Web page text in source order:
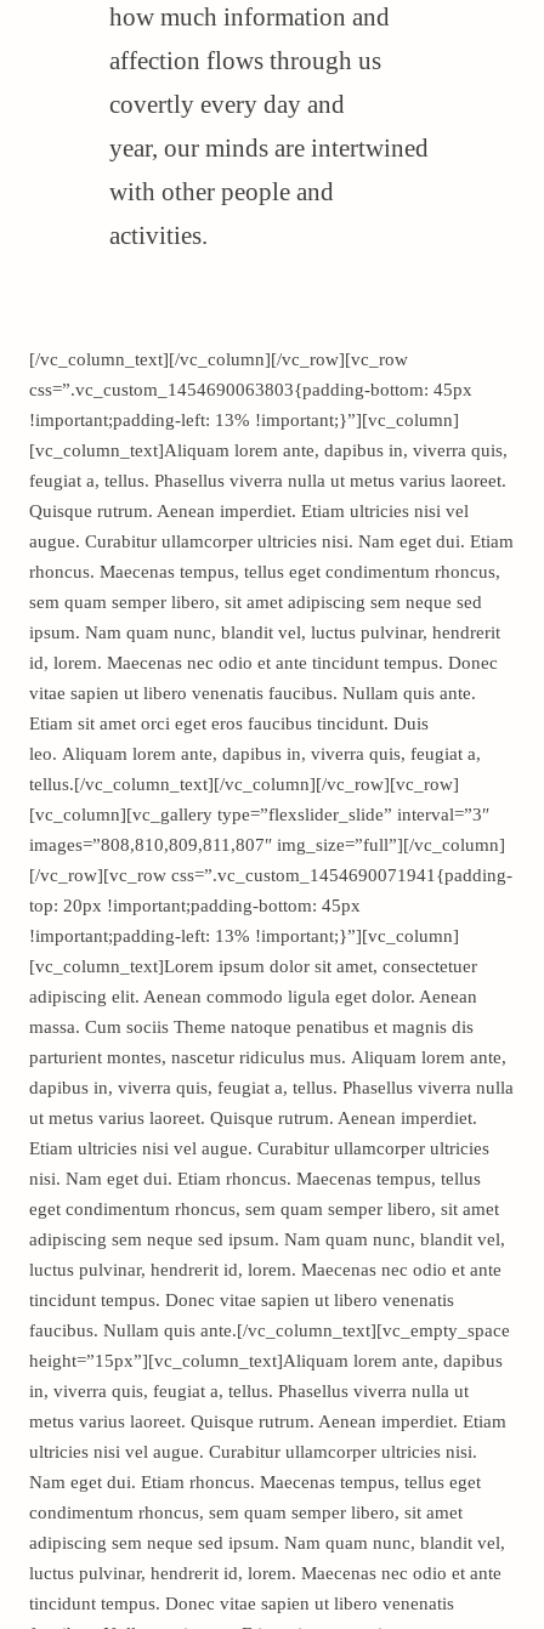
how much information and
affection flows through us
covertly every day and
year, our minds are intertwined
with other people and
activities.
[/vc_column_text][/vc_column][/vc_row][vc_row
css=”.vc_custom_1454690063803{padding-bottom: 45px
!important;padding-left: 13% !important;}”][vc_column]
[vc_column_text]Aliquam lorem ante, dapibus in, viverra quis,
feugiat a, tellus. Phasellus viverra nulla ut metus varius laoreet.
Quisque rutrum. Aenean imperdiet. Etiam ultricies nisi vel
augue. Curabitur ullamcorper ultricies nisi. Nam eget dui. Etiam
rhoncus. Maecenas tempus, tellus eget condimentum rhoncus,
sem quam semper libero, sit amet adipiscing sem neque sed
ipsum. Nam quam nunc, blandit vel, luctus pulvinar, hendrerit
id, lorem. Maecenas nec odio et ante tincidunt tempus. Donec
vitae sapien ut libero venenatis faucibus. Nullam quis ante.
Etiam sit amet orci eget eros faucibus tincidunt. Duis
leo. Aliquam lorem ante, dapibus in, viverra quis, feugiat a,
tellus.[/vc_column_text][/vc_column][/vc_row][vc_row]
[vc_column][vc_gallery type=”flexslider_slide” interval=”3″
images=”808,810,809,811,807″ img_size=”full”][/vc_column]
[/vc_row][vc_row css=”.vc_custom_1454690071941{padding-
top: 20px !important;padding-bottom: 45px
!important;padding-left: 13% !important;}”][vc_column]
[vc_column_text]Lorem ipsum dolor sit amet, consectetuer
adipiscing elit. Aenean commodo ligula eget dolor. Aenean
massa. Cum sociis Theme natoque penatibus et magnis dis
parturient montes, nascetur ridiculus mus. Aliquam lorem ante,
dapibus in, viverra quis, feugiat a, tellus. Phasellus viverra nulla
ut metus varius laoreet. Quisque rutrum. Aenean imperdiet.
Etiam ultricies nisi vel augue. Curabitur ullamcorper ultricies
nisi. Nam eget dui. Etiam rhoncus. Maecenas tempus, tellus
eget condimentum rhoncus, sem quam semper libero, sit amet
adipiscing sem neque sed ipsum. Nam quam nunc, blandit vel,
luctus pulvinar, hendrerit id, lorem. Maecenas nec odio et ante
tincidunt tempus. Donec vitae sapien ut libero venenatis
faucibus. Nullam quis ante.[/vc_column_text][vc_empty_space
height=”15px”][vc_column_text]Aliquam lorem ante, dapibus
in, viverra quis, feugiat a, tellus. Phasellus viverra nulla ut
metus varius laoreet. Quisque rutrum. Aenean imperdiet. Etiam
ultricies nisi vel augue. Curabitur ullamcorper ultricies nisi.
Nam eget dui. Etiam rhoncus. Maecenas tempus, tellus eget
condimentum rhoncus, sem quam semper libero, sit amet
adipiscing sem neque sed ipsum. Nam quam nunc, blandit vel,
luctus pulvinar, hendrerit id, lorem. Maecenas nec odio et ante
tincidunt tempus. Donec vitae sapien ut libero venenatis